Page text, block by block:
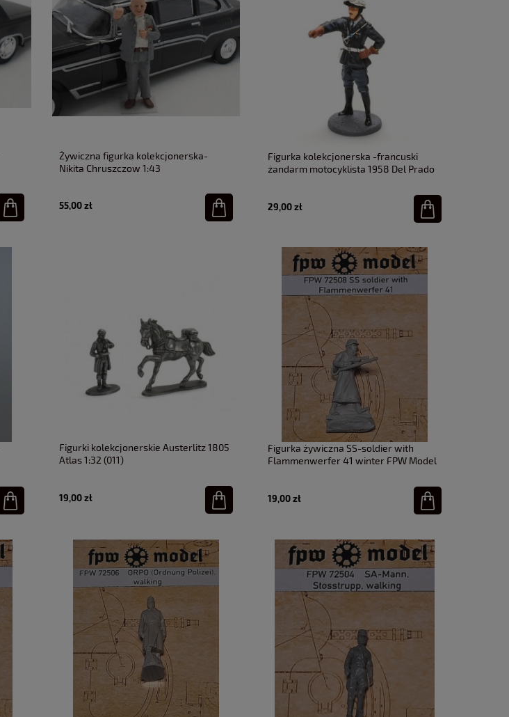
Żywiczna figurka kolekcjonerska-
Nikita Chruszczow 1:43
55,00 zł
Figurka kolekcjonerska -francuski
żandarm motocyklista 1958 Del Prado
29,00 zł
Figurki kolekcjonerskie Austerlitz 1805
Atlas 1:32 (011)
19,00 zł
Figurka żywiczna SS-soldier with
Flammenwerfer 41 winter FPW Model
19,00 zł